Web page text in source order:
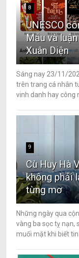
8
UNESCO
Mẫu và
Xuân Diện
Sáng nay 23/11/
trên trang cá nhân
vinh danh hay công
9
Cù Huy Hà
không phải
từng mơ
Những ngày qua
vàng ba sọc tỵ nạn,
muối mặt khi biết tin